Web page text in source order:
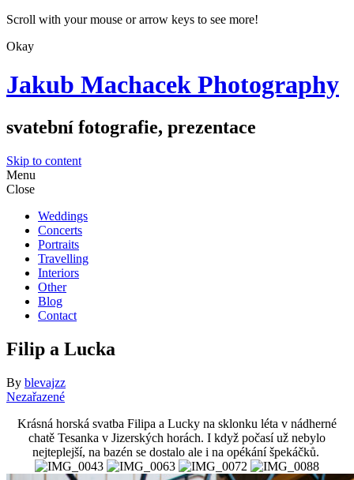
Scroll with your mouse or arrow keys to see more!
Okay
Jakub Machacek Photography
svatební fotografie, prezentace
Skip to content
Menu
Close
Weddings
Concerts
Portraits
Travelling
Interiors
Other
Blog
Contact
Filip a Lucka
By blevajzz
Nezařazené
Krásná horská svatba Filipa a Lucky na sklonku léta v nádherné
chatě Tesanka v Jizerských horách. I když počasí už nebylo
nejteplejší, na bazén se dostalo ale i na opékání špekáčků.